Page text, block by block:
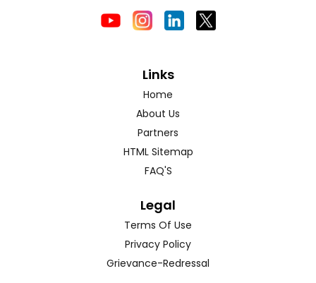
Links
Home
About Us
Partners
HTML Sitemap
FAQ'S
Legal
Terms Of Use
Privacy Policy
Grievance-Redressal